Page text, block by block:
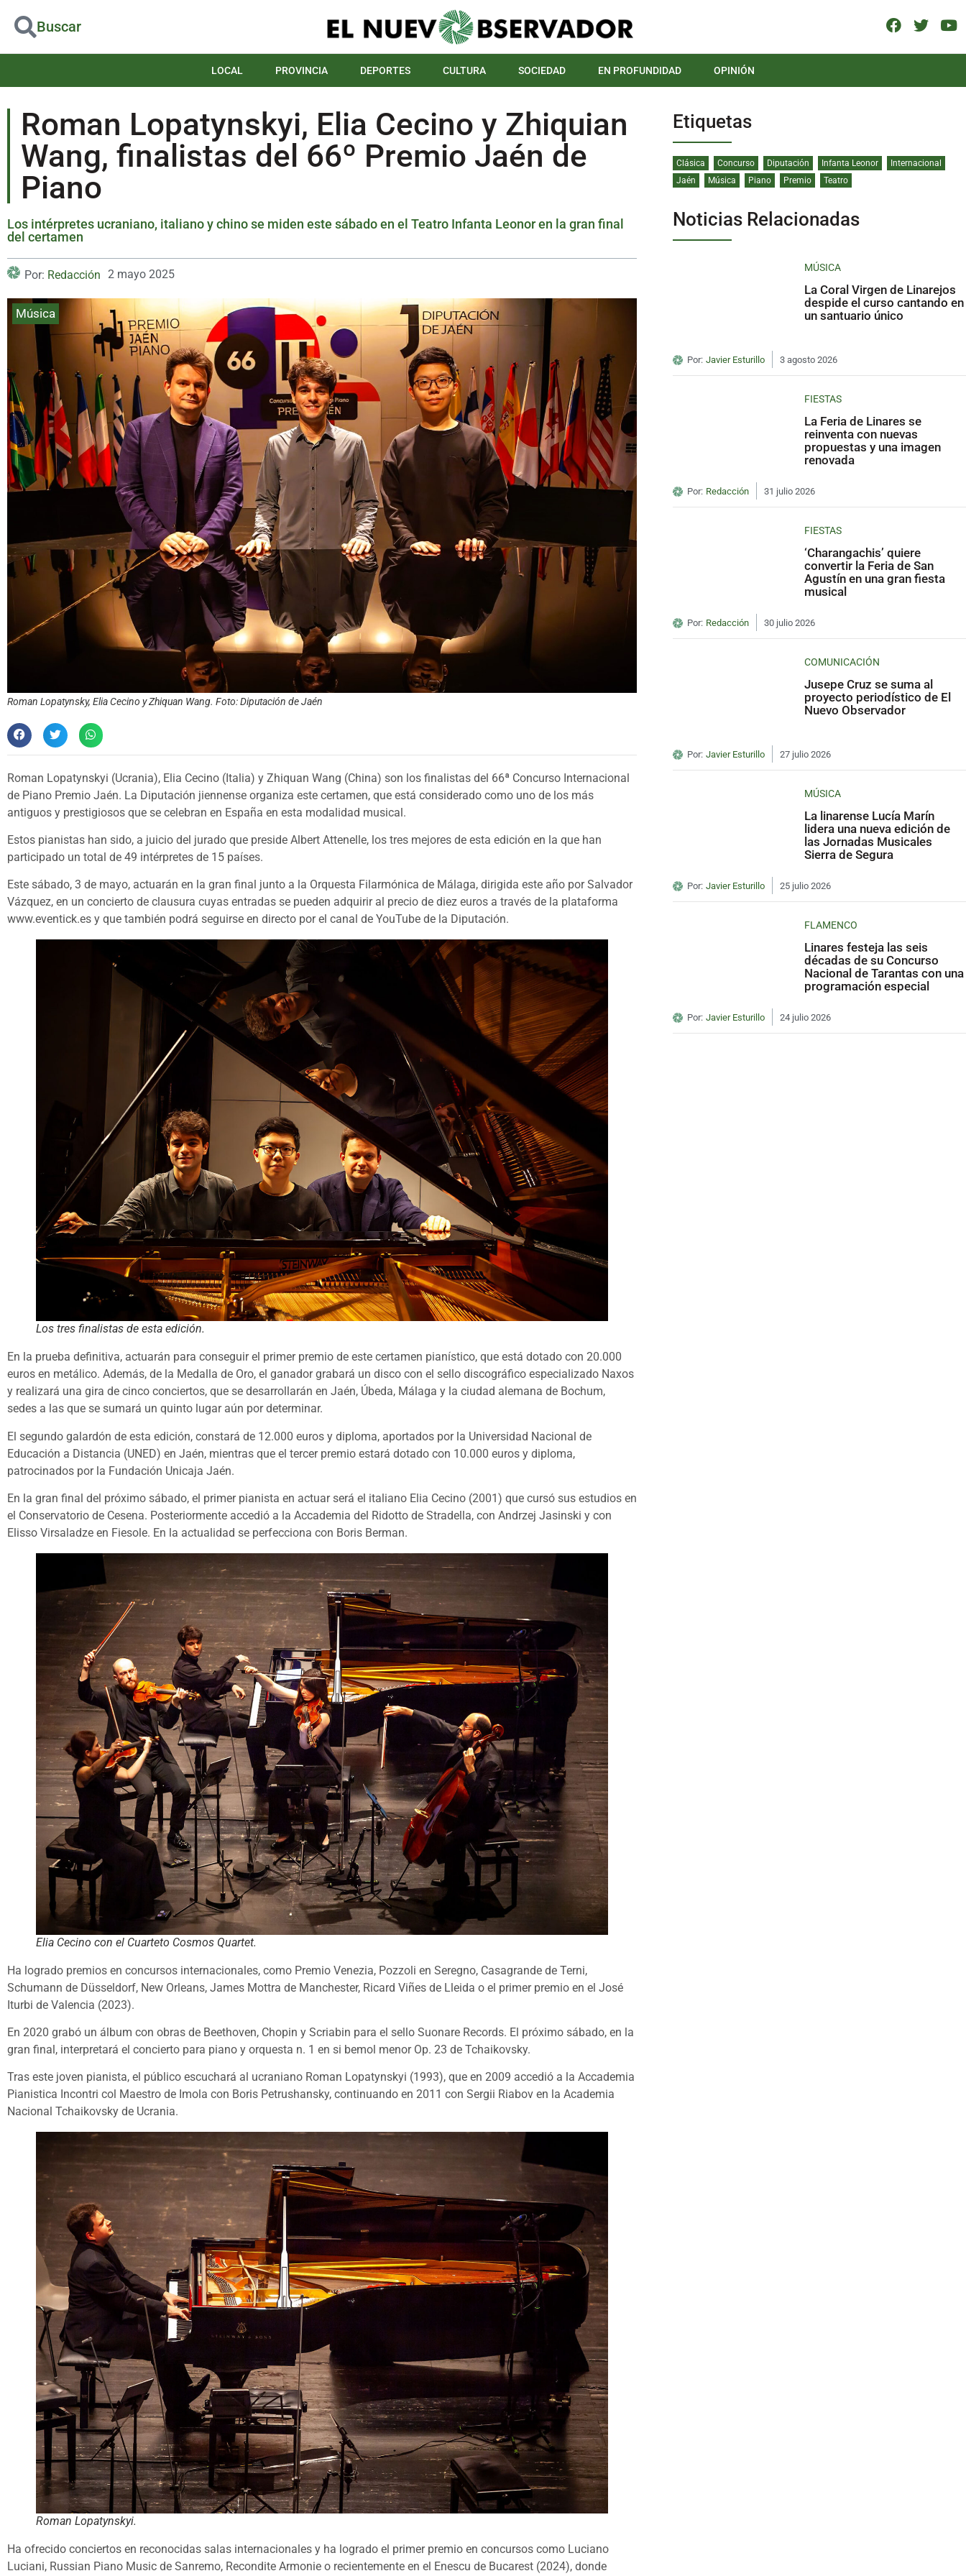
Buscar
LOCAL PROVINCIA DEPORTES CULTURA SOCIEDAD EN PROFUNDIDAD OPINIÓN
Roman Lopatynskyi, Elia Cecino y Zhiquian
Wang, finalistas del 66º Premio Jaén de
Piano
Los intérpretes ucraniano, italiano y chino se miden este sábado en el Teatro Infanta Leonor en la gran final
del certamen
Por: Redacción 2 mayo 2025
Música
Roman Lopatynsky, Elia Cecino y Zhiquan Wang. Foto: Diputación de Jaén
Roman Lopatynskyi (Ucrania), Elia Cecino (Italia) y Zhiquan Wang (China) son los finalistas del 66ª Concurso Internacional
de Piano Premio Jaén. La Diputación jiennense organiza este certamen, que está considerado como uno de los más
antiguos y prestigiosos que se celebran en España en esta modalidad musical.
Estos pianistas han sido, a juicio del jurado que preside Albert Attenelle, los tres mejores de esta edición en la que han
participado un total de 49 intérpretes de 15 países.
Este sábado, 3 de mayo, actuarán en la gran final junto a la Orquesta Filarmónica de Málaga, dirigida este año por Salvador
Vázquez, en un concierto de clausura cuyas entradas se pueden adquirir al precio de diez euros a través de la plataforma
www.eventick.es y que también podrá seguirse en directo por el canal de YouTube de la Diputación.
Los tres finalistas de esta edición.
En la prueba definitiva, actuarán para conseguir el primer premio de este certamen pianístico, que está dotado con 20.000
euros en metálico. Además, de la Medalla de Oro, el ganador grabará un disco con el sello discográfico especializado Naxos
y realizará una gira de cinco conciertos, que se desarrollarán en Jaén, Úbeda, Málaga y la ciudad alemana de Bochum,
sedes a las que se sumará un quinto lugar aún por determinar.
El segundo galardón de esta edición, constará de 12.000 euros y diploma, aportados por la Universidad Nacional de
Educación a Distancia (UNED) en Jaén, mientras que el tercer premio estará dotado con 10.000 euros y diploma,
patrocinados por la Fundación Unicaja Jaén.
En la gran final del próximo sábado, el primer pianista en actuar será el italiano Elia Cecino (2001) que cursó sus estudios en
el Conservatorio de Cesena. Posteriormente accedió a la Accademia del Ridotto de Stradella, con Andrzej Jasinski y con
Elisso Virsaladze en Fiesole. En la actualidad se perfecciona con Boris Berman.
Elia Cecino con el Cuarteto Cosmos Quartet.
Ha logrado premios en concursos internacionales, como Premio Venezia, Pozzoli en Seregno, Casagrande de Terni,
Schumann de Düsseldorf, New Orleans, James Mottra de Manchester, Ricard Viñes de Lleida o el primer premio en el José
Iturbi de Valencia (2023).
En 2020 grabó un álbum con obras de Beethoven, Chopin y Scriabin para el sello Suonare Records. El próximo sábado, en la
gran final, interpretará el concierto para piano y orquesta n. 1 en si bemol menor Op. 23 de Tchaikovsky.
Tras este joven pianista, el público escuchará al ucraniano Roman Lopatynskyi (1993), que en 2009 accedió a la Accademia
Pianistica Incontri col Maestro de Imola con Boris Petrushansky, continuando en 2011 con Sergii Riabov en la Academia
Nacional Tchaikovsky de Ucrania.
Roman Lopatynskyi.
Ha ofrecido conciertos en reconocidas salas internacionales y ha logrado el primer premio en concursos como Luciano
Luciani, Russian Piano Music de Sanremo, Recondite Armonie o recientemente en el Enescu de Bucarest (2024), donde
Etiquetas
Clásica Concurso Diputación Infanta Leonor
Internacional
Jaén
Música Piano Premio Teatro
Noticias Relacionadas
MÚSICA
La Coral Virgen de Linarejos
despide el curso cantando en
un santuario único
Por: Javier Esturillo 3 agosto 2026
FIESTAS
La Feria de Linares se
reinventa con nuevas
propuestas y una imagen
renovada
Por: Redacción 31 julio 2026
FIESTAS
‘Charangachis’ quiere
convertir la Feria de San
Agustín en una gran fiesta
musical
Por: Redacción 30 julio 2026
COMUNICACIÓN
Jusepe Cruz se suma al
proyecto periodístico de El
Nuevo Observador
Por: Javier Esturillo 27 julio 2026
MÚSICA
La linarense Lucía Marín
lidera una nueva edición de
las Jornadas Musicales
Sierra de Segura
Por: Javier Esturillo 25 julio 2026
FLAMENCO
Linares festeja las seis
décadas de su Concurso
Nacional de Tarantas con una
programación especial
Por: Javier Esturillo 24 julio 2026